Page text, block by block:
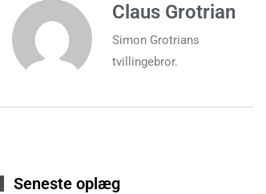
Claus Grotrian
Simon Grotrians
tvillingebror.
Seneste oplæg